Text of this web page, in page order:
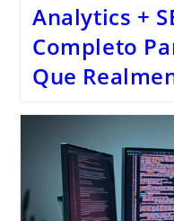
Analytics +
Completo
Que